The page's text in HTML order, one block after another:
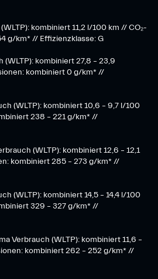
kombiniert 11,2 l/100 km // CO₂-
g/km* // Effizienzklasse: G
kombiniert 27,8 – 23,9
kombiniert 0 g/km* //
(WLTP): kombiniert 10,6 – 9,7 l/100
238 – 221 g/km* //
(WLTP): kombiniert 12,6 – 12,1
kombiniert 285 – 273 g/km* //
(WLTP): kombiniert 14,5 – 14,4 l/100
329 – 327 g/km* //
Verbrauch (WLTP): kombiniert 11,6 –
kombiniert 262 – 252 g/km* //